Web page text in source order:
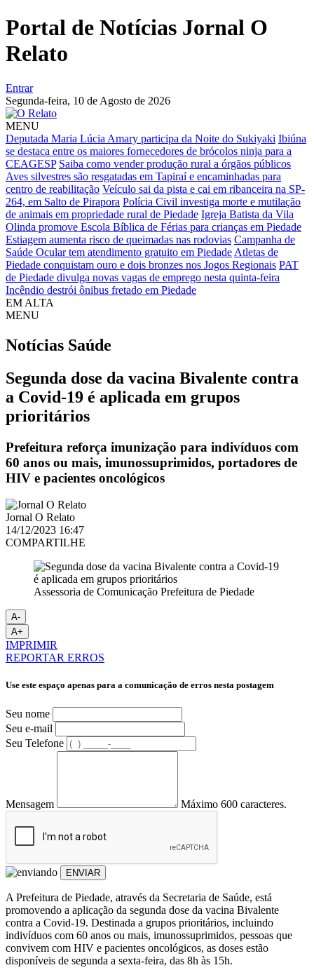
Portal de Notícias Jornal O
Relato
Entrar
Segunda-feira, 10 de Agosto de 2026
MENU
Deputada Maria Lúcia Amary participa da Noite do Sukiyaki Ibiúna
se destaca entre os maiores fornecedores de brócolos ninja para a
CEAGESP Saiba como vender produção rural a órgãos públicos
Aves silvestres são resgatadas em Tapiraí e encaminhadas para
centro de reabilitação Veículo sai da pista e cai em ribanceira na SP-
264, em Salto de Pirapora Polícia Civil investiga morte e mutilação
de animais em propriedade rural de Piedade Igreja Batista da Vila
Olinda promove Escola Bíblica de Férias para crianças em Piedade
Estiagem aumenta risco de queimadas nas rodovias Campanha de
Saúde Ocular tem atendimento gratuito em Piedade Atletas de
Piedade conquistam ouro e dois bronzes nos Jogos Regionais PAT
de Piedade divulga novas vagas de emprego nesta quinta-feira
Incêndio destrói ônibus fretado em Piedade
EM ALTA
MENU
Notícias Saúde
Segunda dose da vacina Bivalente contra
a Covid-19 é aplicada em grupos
prioritários
Prefeitura reforça imunização para indivíduos com
60 anos ou mais, imunossuprimidos, portadores de
HIV e pacientes oncológicos
Jornal O Relato
14/12/2023 16:47
COMPARTILHE
Assessoria de Comunicação Prefeitura de Piedade
A-
A+
IMPRIMIR
REPORTAR ERROS
Use este espaço apenas para a comunicação de erros nesta postagem
Seu nome
Seu e-mail
Seu Telefone
Mensagem Máximo 600 caracteres.
ENVIAR
A Prefeitura de Piedade, através da Secretaria de Saúde, está
promovendo a aplicação da segunda dose da vacina Bivalente
contra a Covid-19. Destinada a grupos prioritários, incluindo
indivíduos com 60 anos ou mais, imunossuprimidos, pessoas que
convivem com HIV e pacientes oncológicos, as doses estão
disponíveis de segunda a sexta-feira, das 8h às 15h.